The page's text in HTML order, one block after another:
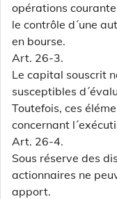
opérations
le contrôle d´une
en bourse.
Art. 26-3.
Le capital souscrit
susceptibles
Toutefois, ces
concernant
Art. 26-4.
Sous réserve des
actionnaires ne
apport.